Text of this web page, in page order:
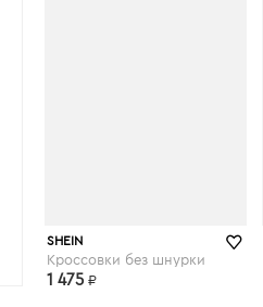
SHEIN
Кроссовки без шнурки
1 475 ₽